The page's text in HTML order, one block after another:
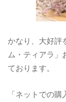
かなり、大好評
ム・ティアラ」
ております。
「ネットでの